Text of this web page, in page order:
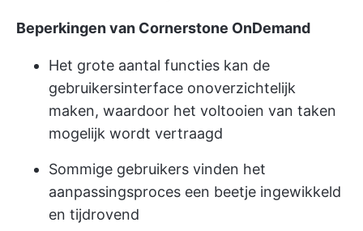
Beperkingen van Cornerstone OnDemand
Het grote aantal functies kan de
gebruikersinterface onoverzichtelijk
maken, waardoor het voltooien van taken
mogelijk wordt vertraagd
Sommige gebruikers vinden het
aanpassingsproces een beetje ingewikkeld
en tijdrovend